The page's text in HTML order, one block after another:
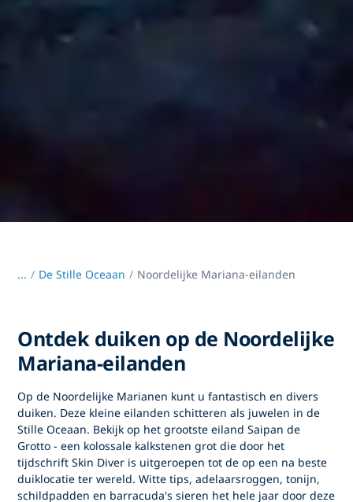
... / De Stille Oceaan Noordelijke Mariana-eilanden
Ontdek duiken op de Noordelijke
Mariana-eilanden
Op de Noordelijke Marianen kunt u fantastisch en divers
duiken. Deze kleine eilanden schitteren als juwelen in de
Stille Oceaan. Bekijk op het grootste eiland Saipan de
Grotto - een kolossale kalkstenen grot die door het
tijdschrift Skin Diver is uitgeroepen tot de op een na beste
duiklocatie ter wereld. Witte tips, adelaarsroggen, tonijn,
schildpadden en barracuda's sieren het hele jaar door deze